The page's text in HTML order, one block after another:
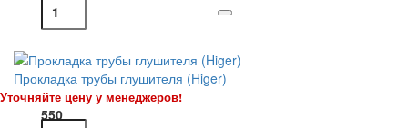
Прокладка трубы глушителя (Higer)
Уточняйте цену у менеджеров!
550